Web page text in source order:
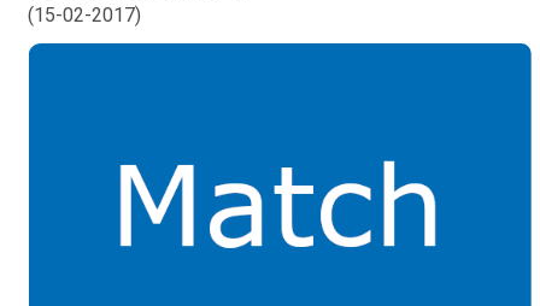
(15-02-2017)